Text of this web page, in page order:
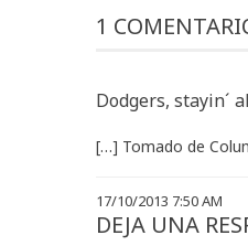
1
Dodgers, stayin´
[…] Tomado de
17/10/2013 7:50 AM
DEJA UNA